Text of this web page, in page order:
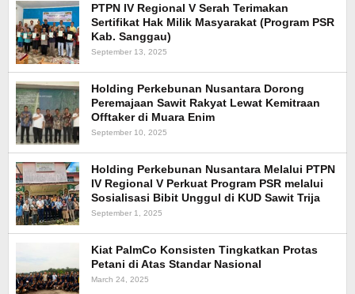
PTPN IV Regional V Serah Terimakan
Sertifikat Hak Milik Masyarakat (Program PSR
Kab. Sanggau)
September 13, 2025
Holding Perkebunan Nusantara Dorong
Peremajaan Sawit Rakyat Lewat Kemitraan
Offtaker di Muara Enim
September 10, 2025
Holding Perkebunan Nusantara Melalui PTPN
IV Regional V Perkuat Program PSR melalui
Sosialisasi Bibit Unggul di KUD Sawit Trija
September 1, 2025
Kiat PalmCo Konsisten Tingkatkan Protas
Petani di Atas Standar Nasional
March 24, 2025